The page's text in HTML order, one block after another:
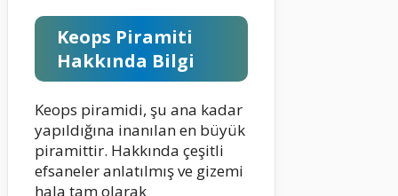
Keops Piramiti
Hakkında Bilgi
Keops piramidi, şu ana kadar
yapıldığına inanılan en büyük
piramittir. Hakkında çeşitli
efsaneler anlatılmış ve gizemi
hala tam olarak